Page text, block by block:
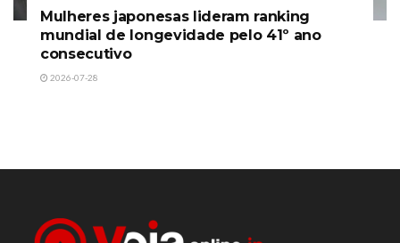
Mulheres japonesas lideram ranking
mundial de longevidade pelo 41º ano
consecutivo
2026-07-28